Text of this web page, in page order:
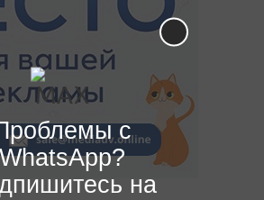
с
WhatsApp?
на